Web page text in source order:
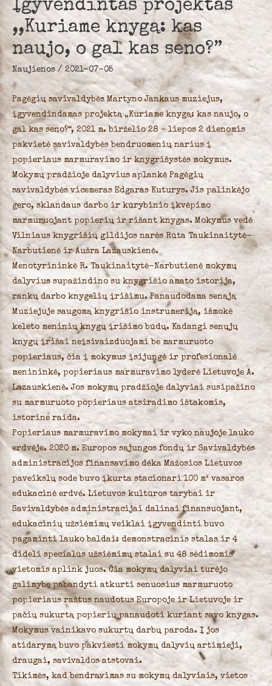
Įgyvendintas projektas
,,Kuriame knygą: kas
naujo, o gal kas seno?”
Naujienos / 2021-07-05
Pagėgių savivaldybės Martyno Jankaus muziejus,
įgyvendindamas projektą „Kuriame knygą: kas naujo, o
gal kas seno?“, 2021 m. birželio 28 – liepos 2 dienomis
pakvietė savivaldybės bendruomenių narius į
popieriaus marmuravimo ir knygrišystės mokymus.
Mokymų pradžioje dalyvius aplankė Pagėgių
savivaldybės vicemeras Edgaras Kuturys. Jis palinkėjo
gero, sklandaus darbo ir kūrybinio įkvėpimo
marmuruojant popierių ir rišant knygas. Mokymus vedė
Vilniaus knygrišių gildijos narės Rūta Taukinaitytė-
Narbutienė ir Aušra Lazauskienė.
Menotyrininkė R. Taukinaitytė-Narbutienė mokymų
dalyvius supažindino su knygrišio amato istorija,
rankų darbo knygelių įrišimu. Panaudodama senąją
Muziejuje saugomą knygrišio instrumeriją, išmokė
keleto meninių knygų įrišimo būdų. Kadangi senųjų
knygų įrišai neįsivaizduojami be marmuruoto
popieriaus, čia į mokymus įsijungė ir profesionalė
menininkė, popieriaus marmuravimo lyderė Lietuvoje A.
Lazauskienė. Jos mokymų pradžioje dalyviai susipažino
su marmuruoto popieriaus atsiradimo ištakomis,
istorine raida.
Popieriaus marmuravimo mokymai ir vyko naujoje lauko
erdvėje. 2020 m. Europos sąjungos fondų ir Savivaldybės
administracijos finansavimo dėka Mažosios Lietuvos
paveikslų sode buvo įkurta stacionari 100 m² vasaros
edukacinė erdvė. Lietuvos kultūros tarybai ir
Savivaldybės administracijai dalinai finansuojant,
edukacinių užsiėmimų veiklai įgyvendinti buvo
pagaminti lauko baldai: demonstracinis stalas ir 4
dideli specialūs užsiėmimų stalai su 48 sėdimomis
vietomis aplink juos. Čia mokymų dalyviai turėjo
galimybę pabandyti atkurti senuosius marmuruoto
popieriaus raštus naudotus Europoje ir Lietuvoje ir
pačių sukurtą popierių panaudoti kuriant savo knygas.
Mokymus vainikavo sukurtų darbų paroda. Į jos
atidarymą buvo pakviesti mokymų dalyvių artimieji,
draugai, savivaldos atstovai.
Tikimės, kad bendravimas su mokymų dalyviais, vietos